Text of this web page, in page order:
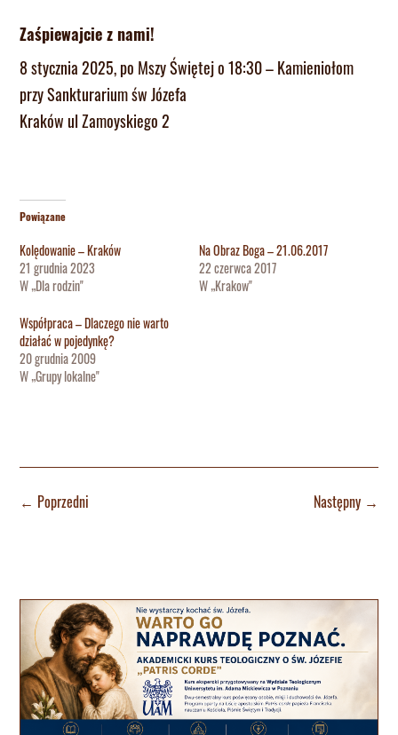
Zaśpiewajcie z nami!
8 stycznia 2025, po Mszy Świętej o 18:30 – Kamieniołom
przy Sankturarium św Józefa
Kraków ul Zamoyskiego 2
Powiązane
Kolędowanie – Kraków
21 grudnia 2023
W „Dla rodzin"
Na Obraz Boga – 21.06.2017
22 czerwca 2017
W „Krakow"
Współpraca – Dlaczego nie warto
działać w pojedynkę?
20 grudnia 2009
W „Grupy lokalne"
← Poprzedni Następny→